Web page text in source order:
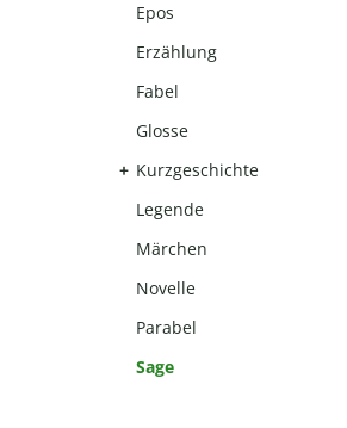
Epos
Erzählung
Fabel
Glosse
Kurzgeschichte
Legende
Märchen
Novelle
Parabel
Sage